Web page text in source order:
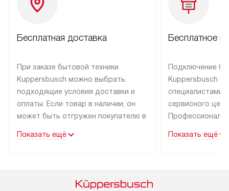
Бесплатная доставка
При заказе бытовой техники
Kuppersbusch можно выбрать
подходящие условия доставки и
оплаты. Если товар в наличии, он
может быть отгружен покупателю в
специальным лейблом
Показать ещё
Бесплатное
Подключение
Kuppersbusch
специалистами
сервисного
эксплуатации
Показать ещё